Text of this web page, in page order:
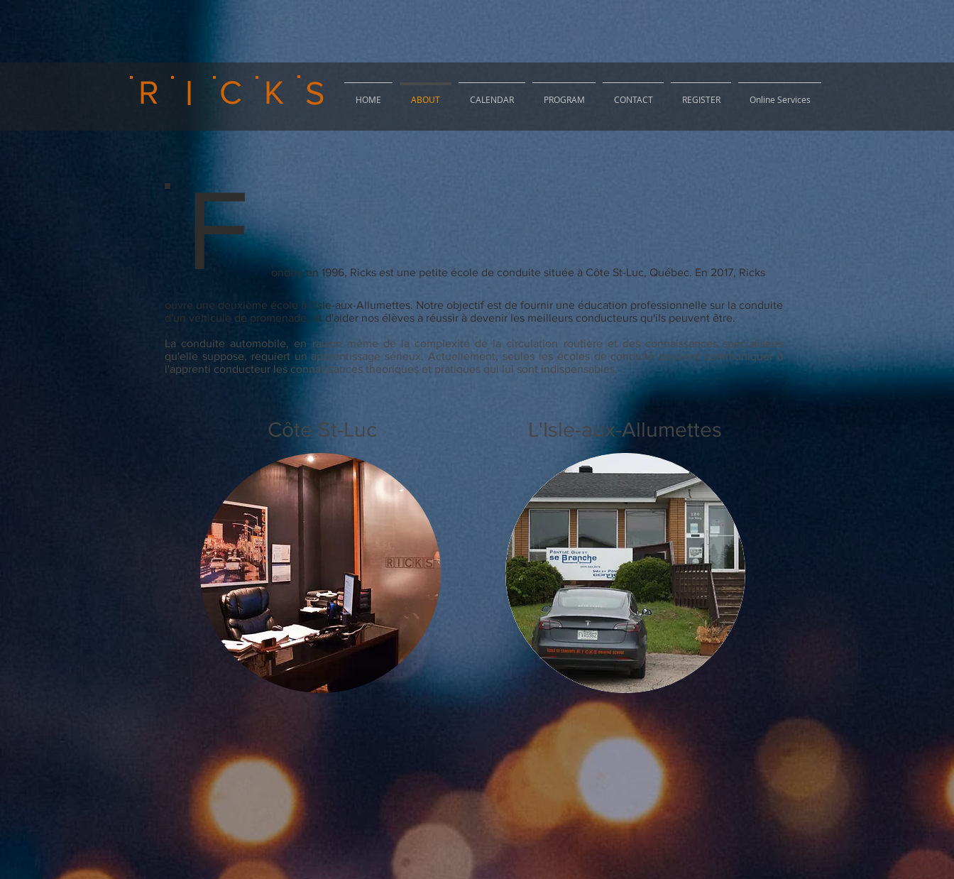
R I C K S HOME ABOUT CALENDAR PROGRAM CONTACT REGISTER Online Services
ondée en 1996, Ricks est une petite école de conduite située à Côte St-Luc, Québec. En 2017, Ricks
F
ouvre une deuxième école à l'Isle-aux-Allumettes. Notre objectif est de fournir une éducation professionnelle sur la conduite
d'un véhicule de promenade, et d'aider nos élèves à réussir à devenir les meilleurs conducteurs qu'ils peuvent être.
La conduite automobile, en raison même de la complexité de la circulation routière et des connaissances spécialisées
qu'elle suppose, requiert un apprentissage sérieux. Actuellement, seules les écoles de conduite peuvent communiquer à
l'apprenti conducteur les connaissances théoriques et pratiques qui lui sont indispensables.
Côte St-Luc L'Isle-aux-Allumettes